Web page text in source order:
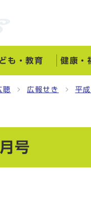
も・教育 健康・
聴 広報せき 平
号